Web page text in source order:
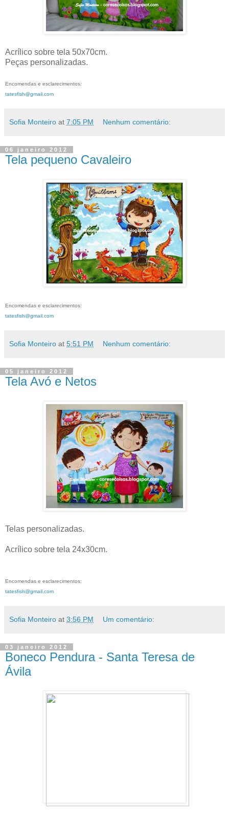
Acrílico sobre tela 50x70cm.
Peças personalizadas.
Encomendas e esclarecimentos:
tatesfish@gmail.com
Sofia Monteiro at 7:05 PM Nenhum comentário:
06 janeiro 2012
Tela pequeno Cavaleiro
Encomendas e esclarecimentos:
tatesfish@gmail.com
Sofia Monteiro at 5:51 PM Nenhum comentário:
05 janeiro 2012
Tela Avó e Netos
Telas personalizadas.
Acrílico sobre tela 24x30cm.
Encomendas e esclarecimentos:
tatesfish@gmail.com
Sofia Monteiro at 3:56 PM Um comentário:
03 janeiro 2012
Boneco Pendura - Santa Teresa de
Ávila